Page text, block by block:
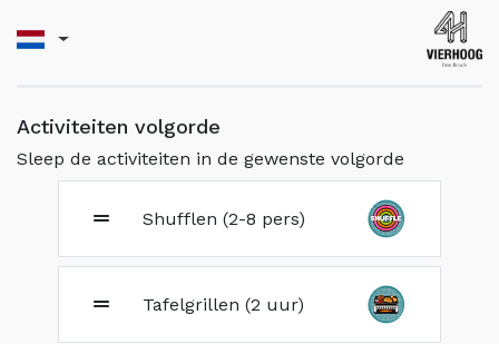
Activiteiten volgorde
Sleep de activiteiten in de gewenste volgorde
Shufflen (2-8 pers)
Tafelgrillen (2 uur)